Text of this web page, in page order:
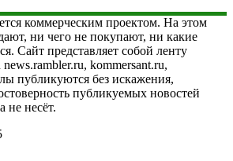
коммерческим проектом. На этом
ни чего не покупают, ни какие
Сайт представляет собой ленту
kommersant.ru,
публикуются без искажения,
публикуемых новостей
не несёт.